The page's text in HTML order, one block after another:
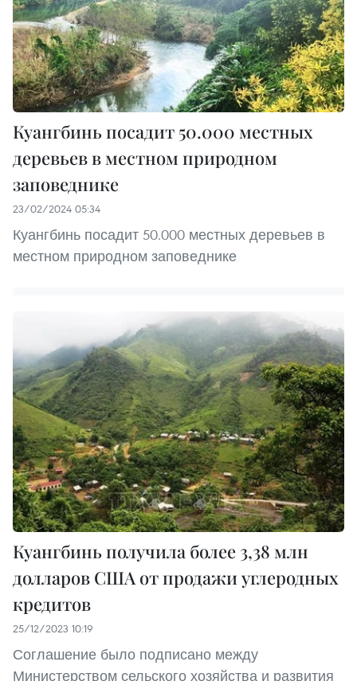
Куангбинь посадит 50.000 местных
деревьев в местном природном
заповеднике
23/02/2024 05:34
Куангбинь посадит 50.000 местных деревьев в
местном природном заповеднике
Куангбинь получила более 3,38 млн
долларов США от продажи углеродных
кредитов
25/12/2023 10:19
Соглашение было подписано между
Министерством сельского хозяйства и развития